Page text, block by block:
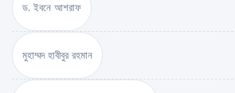
ড. ইবনে আশরাফ
মুহাম্মদ হাবীবুর রহমান